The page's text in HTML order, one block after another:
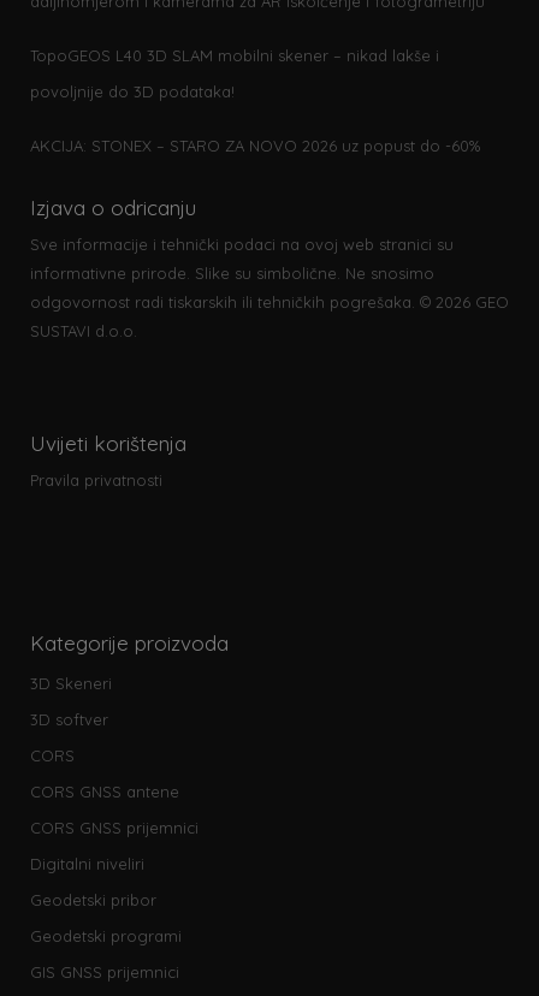
TopoGEOS L40 3D SLAM mobilni skener – nikad lakše i
povoljnije do 3D podataka!
AKCIJA: STONEX – STARO ZA NOVO 2026 uz popust do -60%
Izjava o odricanju
Sve informacije i tehnički podaci na ovoj web stranici su
informativne prirode. Slike su simbolične. Ne snosimo
odgovornost radi tiskarskih ili tehničkih pogrešaka. © 2026 GEO
SUSTAVI d.o.o.
Uvijeti korištenja
Pravila privatnosti
Kategorije proizvoda
3D Skeneri
3D softver
CORS
CORS GNSS antene
CORS GNSS prijemnici
Digitalni niveliri
Geodetski pribor
Geodetski programi
GIS GNSS prijemnici